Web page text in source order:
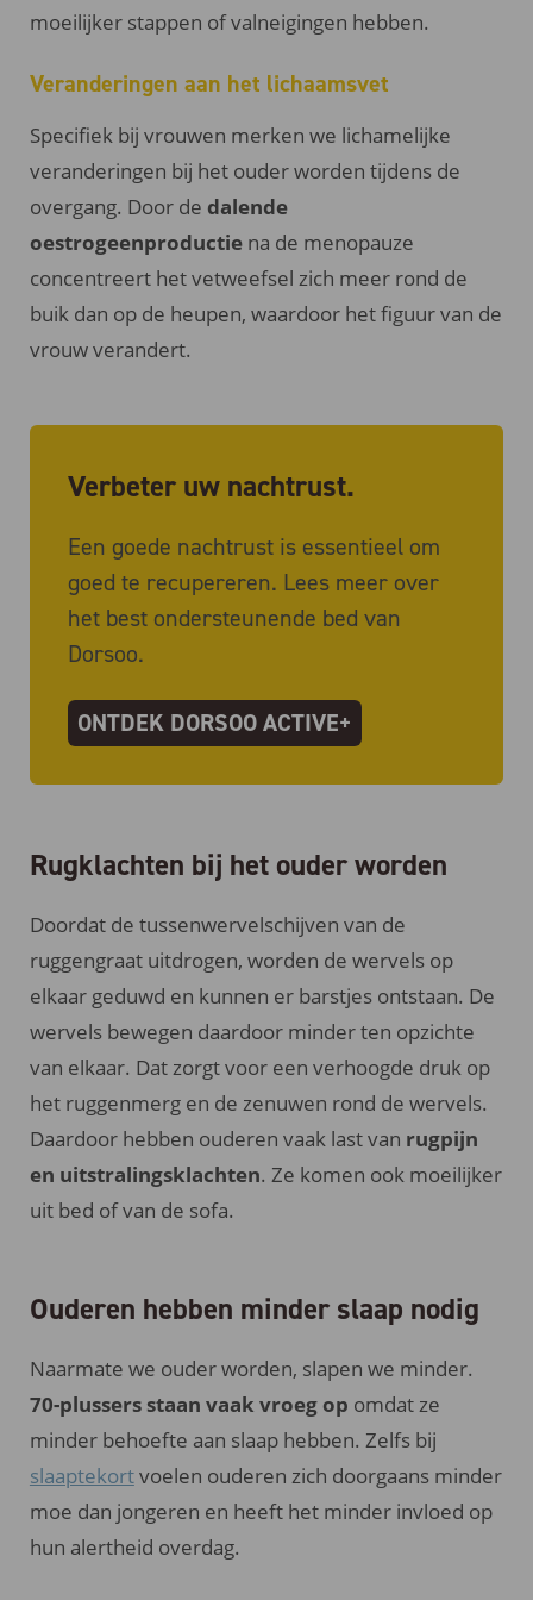
moeilijker stappen of valneigingen hebben.
Veranderingen aan het lichaamsvet
Specifiek bij vrouwen merken we lichamelijke
veranderingen bij het ouder worden tijdens de
overgang. Door de dalende
oestrogeenproductiena de menopauze
concentreert het vetweefsel zich meer rond de
buik dan op de heupen, waardoor het figuur van de
vrouw verandert.
Verbeter uw nachtrust.
Een goede nachtrust is essentieel om
goed te recupereren. Lees meer over
het best ondersteunende bed van
Dorsoo.
ONTDEK DORSOO ACTIVE+
Rugklachten bij het ouder worden
Doordat de tussenwervelschijven van de
ruggengraat uitdrogen, worden de wervels op
elkaar geduwd en kunnen er barstjes ontstaan. De
wervels bewegen daardoor minder ten opzichte
van elkaar. Dat zorgt voor een verhoogde druk op
het ruggenmerg en de zenuwen rond de wervels.
Daardoor hebben ouderen vaak last van rugpijn
en uitstralingsklachten. Ze komen ook moeilijker
uit bed of van de sofa.
Ouderen hebben minder slaap nodig
Naarmate we ouder worden, slapen we minder.
70-plussers staan vaak vroeg op omdat ze
minder behoefte aan slaap hebben. Zelfs bij
slaaptekortvoelen ouderen zich doorgaans minder
moe dan jongeren en heeft het minder invloed op
hun alertheid overdag.